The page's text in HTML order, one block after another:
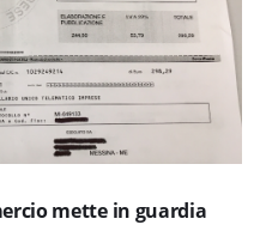
mette in guardia